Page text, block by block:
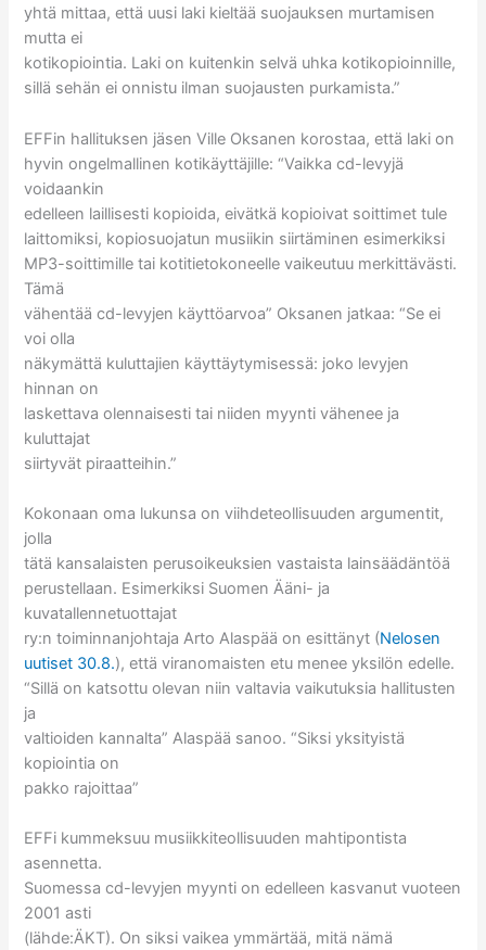
yhtä mittaa, että uusi laki kieltää suojauksen murtamisen
mutta ei
kotikopiointia. Laki on kuitenkin selvä uhka kotikopioinnille,
sillä sehän ei onnistu ilman suojausten purkamista.”
EFFin hallituksen jäsen Ville Oksanen korostaa, että laki on
hyvin ongelmallinen kotikäyttäjille: “Vaikka cd-levyjä
voidaankin
edelleen laillisesti kopioida, eivätkä kopioivat soittimet tule
laittomiksi, kopiosuojatun musiikin siirtäminen esimerkiksi
MP3-soittimille tai kotitietokoneelle vaikeutuu merkittävästi.
Tämä
vähentää cd-levyjen käyttöarvoa” Oksanen jatkaa: “Se ei
voi olla
näkymättä kuluttajien käyttäytymisessä: joko levyjen
hinnan on
laskettava olennaisesti tai niiden myynti vähenee ja
kuluttajat
siirtyvät piraatteihin.”
Kokonaan oma lukunsa on viihdeteollisuuden argumentit,
jolla
tätä kansalaisten perusoikeuksien vastaista lainsäädäntöä
perustellaan. Esimerkiksi Suomen Ääni- ja
kuvatallennetuottajat
ry:n toiminnanjohtaja Arto Alaspää on esittänyt (Nelosen
uutiset 30.8.), että viranomaisten etu menee yksilön edelle.
“Sillä on katsottu olevan niin valtavia vaikutuksia hallitusten
ja
valtioiden kannalta” Alaspää sanoo. “Siksi yksityistä
kopiointia on
pakko rajoittaa”
EFFi kummeksuu musiikkiteollisuuden mahtipontista
asennetta.
Suomessa cd-levyjen myynti on edelleen kasvanut vuoteen
2001 asti
(lähde:ÄKT). On siksi vaikea ymmärtää, mitä nämä